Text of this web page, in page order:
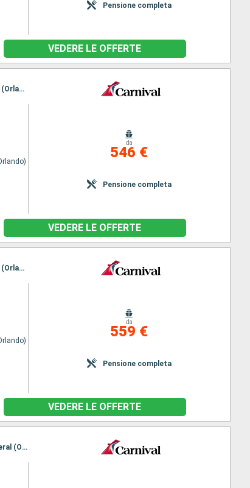
Pensione completa
VEDERE LE OFFERTE
Itinerario : Port Canaveral (Orlando), Grand Turk, Amber Cove, Nassau, Celebration Key, Port Canaveral (Orlando)
da
546 €
Pensione completa
VEDERE LE OFFERTE
Itinerario : Port Canaveral (Orlando), Celebration Key, Nassau, Amber Cove, Grand Turk, Port Canaveral (Orlando)
da
559 €
Pensione completa
VEDERE LE OFFERTE
Itinerario : Port Canaveral (Orlando), Nassau, Amber Cove, Half Moon Cay, Celebration Key, Port Canaveral (Orlando)